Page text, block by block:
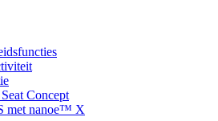
Concept
met nanoe™ X